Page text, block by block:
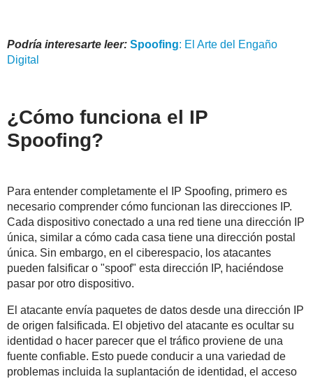
Podría interesarte leer: Spoofing: El Arte del Engaño
Digital
¿Cómo funciona el IP
Spoofing?
Para entender completamente el IP Spoofing, primero es
necesario comprender cómo funcionan las direcciones IP.
Cada dispositivo conectado a una red tiene una dirección IP
única, similar a cómo cada casa tiene una dirección postal
única. Sin embargo, en el ciberespacio, los atacantes
pueden falsificar o "spoof" esta dirección IP, haciéndose
pasar por otro dispositivo.
El atacante envía paquetes de datos desde una dirección IP
de origen falsificada. El objetivo del atacante es ocultar su
identidad o hacer parecer que el tráfico proviene de una
fuente confiable. Esto puede conducir a una variedad de
problemas incluida la suplantación de identidad, el acceso